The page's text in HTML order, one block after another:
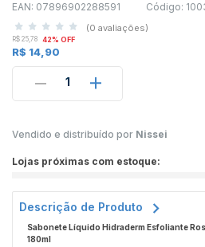
EAN: 07896902288591 Código:
(0 avaliações)
R$ 25,78 42% OFF
R$ 14,90
1
Vendido e distribuído por Nissei
Lojas próximas com estoque:
Descrição de Produto
Sabonete Líquido Hidraderm Esfoliante
180ml